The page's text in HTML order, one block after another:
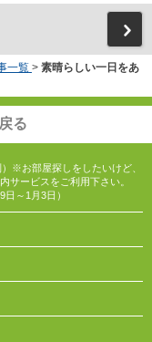
一覧 > 素晴らしい一日をあ
る
※お部屋探しをしたいけど、
サービスをご利用下さい。
～1月3日）